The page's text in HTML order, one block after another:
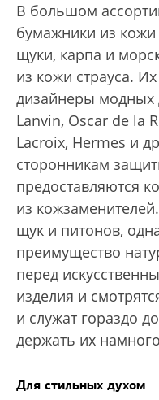
В большом
бумажники из
щуки, карпа и
из кожи страуса.
дизайнеры модных
Lanvin, Oscar de la
Lacroix, Hermеs и
сторонникам
предоставляются
из
щук и питонов,
преимущество
перед
изделия и
и служат гораздо
держать их
Для стильных духом